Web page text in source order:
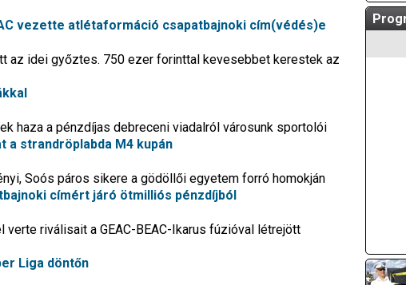
vezette atlétaformáció csapatbajnoki cím(védés)e
az idei győztes. 750 ezer forinttal kevesebbet kerestek az
haza a pénzdíjas debreceni viadalról városunk sportolói
strandröplabda M4 kupán
Soós páros sikere a gödöllői egyetem forró homokján
címért járó ötmilliós pénzdíjból
riválisait a GEAC-BEAC-Ikarus fúzióval létrejött
Liga döntőn